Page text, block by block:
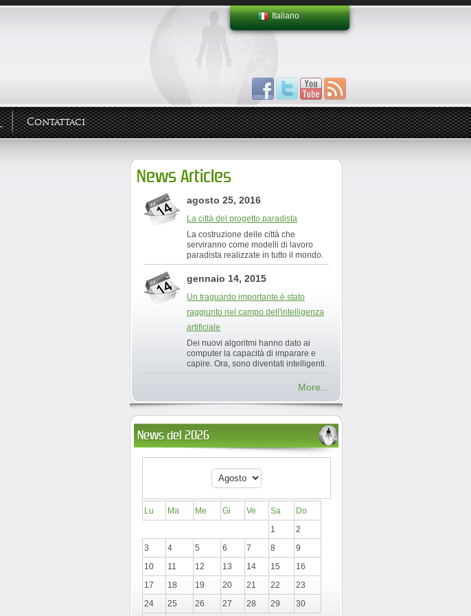
Italiano
Contattaci
News Articles
agosto 25, 2016
La città del progetto paradista
La costruzione delle città che
serviranno come modelli di lavoro
paradista realizzate in tutto il mondo.
gennaio 14, 2015
Un traguardo importante è stato
raggiunto nel campo dell'intelligenza
artificiale
Dei nuovi algoritmi hanno dato ai
computer la capacità di imparare e
capire. Ora, sono diventati intelligenti.
More...
News del 2026
Lu Ma Me Gi Ve Sa
Do
1
2
3
4 5 6 7 8
9
10
11 12 13 14 15
16
17
18 19 20 21 22
23
24
25 26 27 28 29 30